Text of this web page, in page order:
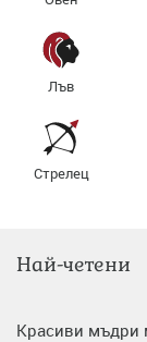
Лъв
Стрелец
Най-четени
Красиви мъдри